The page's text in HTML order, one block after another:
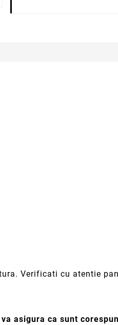
Verificati cu atentie
asigura ca sunt